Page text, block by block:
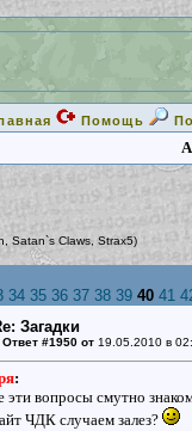
Помощь
Satan`s Claws, Strax5)
34 35 36 37 38 39 40 41
Загадки
Ответ #1950 от19.05.2010 в
:
эти вопросы смутно
ЧДК случаем залез?